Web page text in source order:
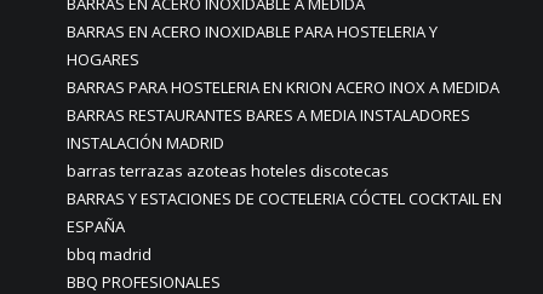
BARRAS EN ACERO INOXIDABLE PARA HOSTELERIA Y
HOGARES
BARRAS PARA HOSTELERIA EN KRION ACERO INOX A MEDIDA
BARRAS RESTAURANTES BARES A MEDIA INSTALADORES
INSTALACIÓN MADRID
barras terrazas azoteas hoteles discotecas
BARRAS Y ESTACIONES DE COCTELERIA CÓCTEL COCKTAIL EN
ESPAÑA
bbq madrid
BBQ PROFESIONALES